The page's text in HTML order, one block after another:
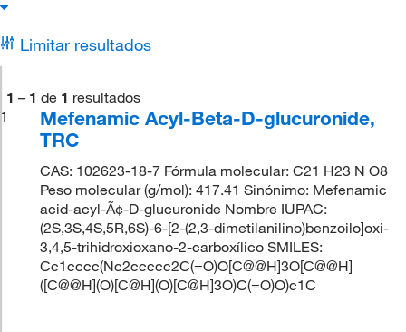
Limitar resultados
1 – 1 de 1 resultados
1
Mefenamic Acyl-Beta-D-glucuronide,
TRC
CAS: 102623-18-7 Fórmula molecular: C21 H23 N O8
Peso molecular (g/mol): 417.41 Sinónimo: Mefenamic
acid-acyl-Ã¢-D-glucuronide Nombre IUPAC:
(2S,3S,4S,5R,6S)-6-[2-(2,3-dimetilanilino)benzoilo]oxi-
3,4,5-trihidroxioxano-2-carboxílico SMILES:
Cc1cccc(Nc2ccccc2C(=O)O[C@@H]3O[C@@H]
([C@@H](O)[C@H](O)[C@H]3O)C(=O)O)c1C